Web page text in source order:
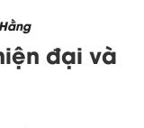
đại và